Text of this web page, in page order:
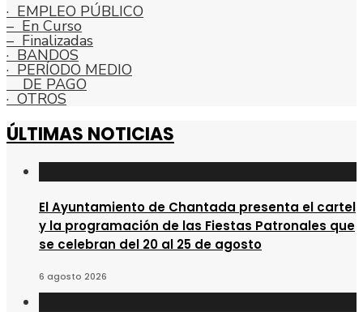
· EMPLEO PÚBLICO
– En Curso
– Finalizadas
· BANDOS
· PERÍODO MEDIO
DE PAGO
· OTROS
ÚLTIMAS NOTICIAS
El Ayuntamiento de Chantada presenta el cartel
y la programación de las Fiestas Patronales que
se celebran del 20 al 25 de agosto
6 agosto 2026